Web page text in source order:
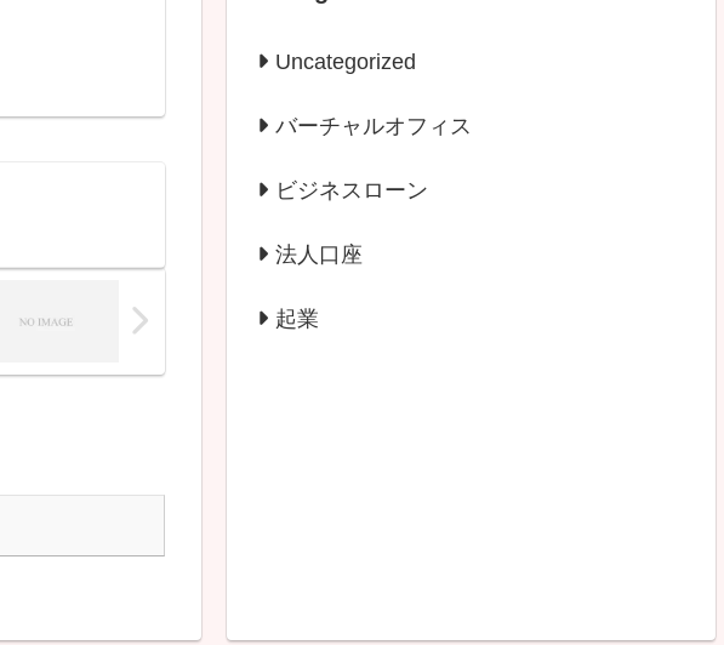
Uncategorized
バーチャルオフィス
ビジネスローン
法人口座
起業